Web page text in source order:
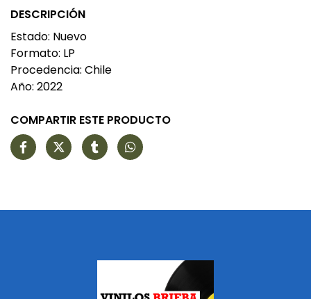
DESCRIPCIÓN
Estado: Nuevo
Formato: LP
Procedencia: Chile
Año: 2022
COMPARTIR ESTE PRODUCTO